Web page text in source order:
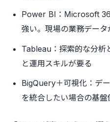
Power BI：Microsoft
強い。現場の業務デー
Tableau：探索的な分析
と運用スキルが要る
BigQuery＋可視化：デ
を統合したい場合の基盤